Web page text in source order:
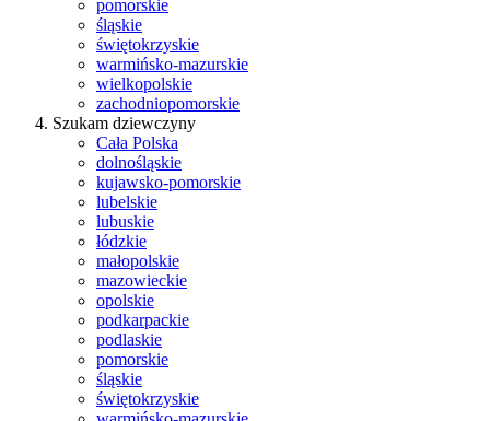
pomorskie
śląskie
świętokrzyskie
warmińsko-mazurskie
wielkopolskie
zachodniopomorskie
Szukam dziewczyny
Cała Polska
dolnośląskie
kujawsko-pomorskie
lubelskie
lubuskie
łódzkie
małopolskie
mazowieckie
opolskie
podkarpackie
podlaskie
pomorskie
śląskie
świętokrzyskie